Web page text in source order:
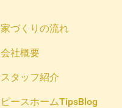
家づくりの流れ
会社概要
スタッフ紹介
ピースホームTipsBlog